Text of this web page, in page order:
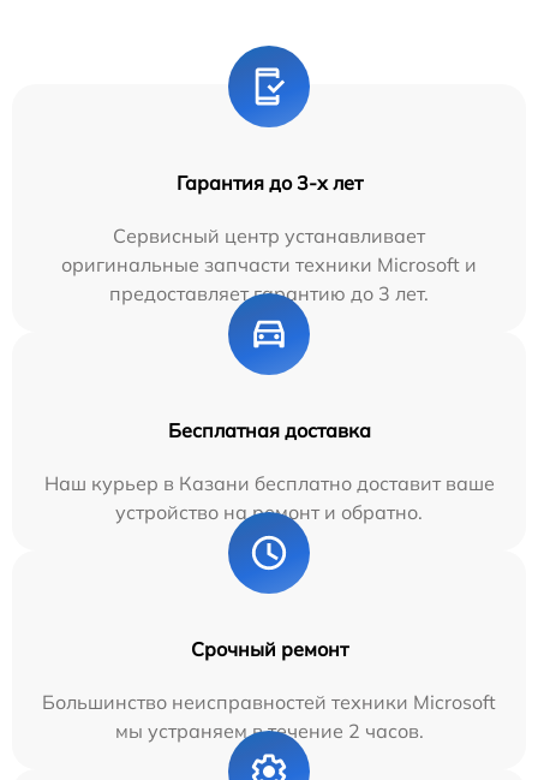
Гарантия до 3-х лет
Сервисный центр устанавливает
оригинальные запчасти техники Microsoft и
предоставляет гарантию до 3 лет.
Бесплатная доставка
Наш курьер в Казани бесплатно доставит ваше
устройство на ремонт и обратно.
Срочный ремонт
Большинство неисправностей техники Microsoft
мы устраняем в течение 2 часов.